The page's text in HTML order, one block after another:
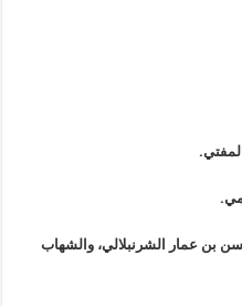
بن عمار الشرنبلالي، والشهاب